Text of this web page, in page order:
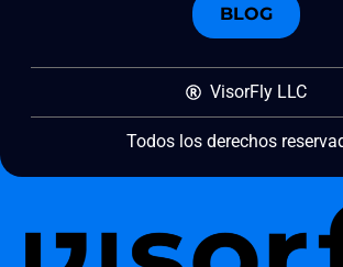
BLOG
VisorFly LLC
Todos los derechos